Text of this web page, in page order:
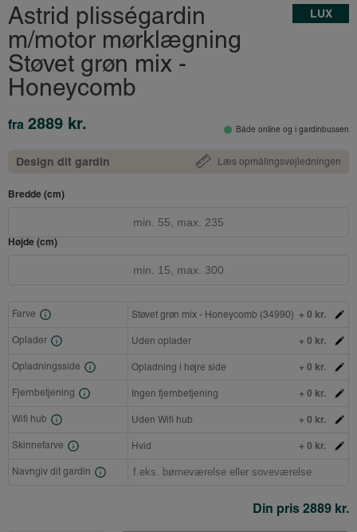
Astrid plisségardin
m/motor mørklægning
Støvet grøn mix -
Honeycomb
LUX
fra 2889 kr. Både online og i gardinbussen
Design dit gardin Læs opmålingsvejledningen
Bredde (cm)
Højde (cm)
Farve Støvet grøn mix - Honeycomb (34990) + 0 kr.
Oplader Uden oplader + 0 kr.
Opladningsside Opladning i højre side + 0 kr.
Fjernbetjening Ingen fjernbetjening + 0 kr.
Wifi hub Uden Wifi hub + 0 kr.
Skinnefarve Hvid + 0 kr.
Navngiv dit gardin
Din pris 2889 kr.